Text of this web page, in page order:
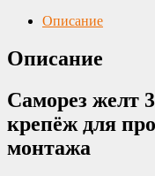
Описание
Описание
Саморез желт
крепёж для
монтажа